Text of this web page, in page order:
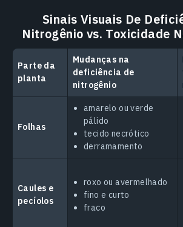
Sinais Visuais De
Nitrogênio vs. Toxicidade
Parte da
planta
Mudanças na
deficiência de
nitrogênio
Folhas
amarelo ou verde
pálido
tecido necrótico
derramamento
Caules e
pecíolos
roxo ou avermelhado
fino e curto
fraco